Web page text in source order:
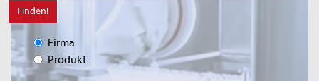
Finden!
Firma
Produkt